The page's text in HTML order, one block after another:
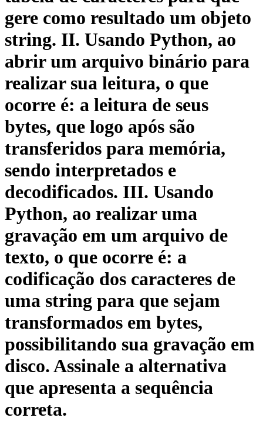
gere como resultado um objeto
string. II. Usando Python, ao
abrir um arquivo binário para
realizar sua leitura, o que
ocorre é: a leitura de seus
bytes, que logo após são
transferidos para memória,
sendo interpretados e
decodificados. III. Usando
Python, ao realizar uma
gravação em um arquivo de
texto, o que ocorre é: a
codificação dos caracteres de
uma string para que sejam
transformados em bytes,
possibilitando sua gravação em
disco. Assinale a alternativa
que apresenta a sequência
correta.